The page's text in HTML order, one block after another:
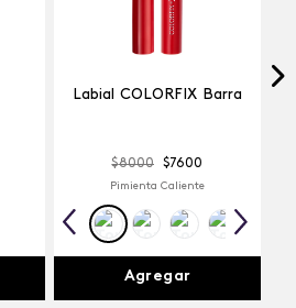
Labial COLORFIX Barra
$8000 $7600
Pimienta Caliente
Agregar